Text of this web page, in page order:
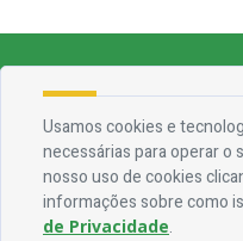
Rua Francisca Claudino
Usamos cookies e
necessárias para operar o
nosso uso de cookies
informações sobre como
de Privacidade.